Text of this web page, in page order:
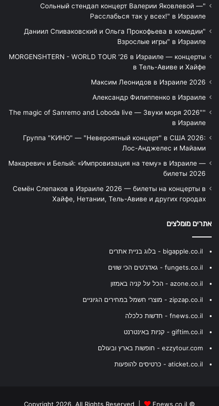
"Сольный стендап концерт Валерии Яковлевой —
Расслабься так у всех!" в Израиле
"Даниил Спиваковский и Ольга Прокофьева в комедии
Взрослые игры" в Израиле
MORGENSHTERN - WORLD TOUR '26 в Израиле — концерты
в Тель-Авиве и Хайфе
Максим Леонидов в Израиле 2026
Александр Филиппенко в Израиле
"The magic of Sanremo and Loboda live — Звуки моря 2026"
в Израиле
Группа "КИНО" — "Невероятный концерт" в США 2026:
Лос-Анджелес и Майами
Макаревич и Белый: «Импровизация на тему» в Израиле —
билеты 2026
Семён Слепаков в Израиле 2026 — билеты на концерты в
Хайфе, Нетании, Тель-Авиве и других городах
אתרים מומלצים
bigapple.co.il - בלוג בניית אתרים
fungets.co.il - גאדג'טים הכי שווים
azone.co.il - הכל על קניה באמזון
zipzap.co.il - מוצרי חשמל במחירים הגיוניים
fnews.co.il - חדשות כלכלה
giftim.co.il - קניות באינטרנט
ezzytour.com - חופשות בארץ ובעולם
aticket.co.il - כרטיסים להופעות
© Copyright 2026, All Rights Reserved |
Fnews.co.il